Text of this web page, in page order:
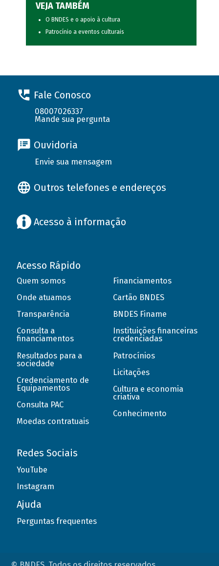
VEJA TAMBÉM
O BNDES e o apoio à cultura
Patrocínio a eventos culturais
Fale Conosco
08007026337
Mande sua pergunta
Ouvidoria
Envie sua mensagem
Outros telefones e endereços
Acesso à informação
Acesso Rápido
Quem somos
Onde atuamos
Transparência
Consulta a
financiamentos
Resultados para a
sociedade
Credenciamento de
Equipamentos
Consulta PAC
Moedas contratuais
Financiamentos
Cartão BNDES
BNDES Finame
Instituições financeiras
credenciadas
Patrocínios
Licitações
Cultura e economia
criativa
Conhecimento
Redes Sociais
YouTube
Instagram
Ajuda
Perguntas frequentes